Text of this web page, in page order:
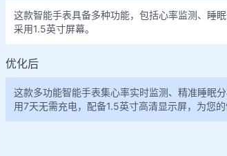
这款智能手表具备多种功能，包括心率监测、睡
采用1.5英寸屏幕。
优化后
这款多功能智能手表集心率实时监测、精准睡眠
用7天无需充电，配备1.5英寸高清显示屏，为您的